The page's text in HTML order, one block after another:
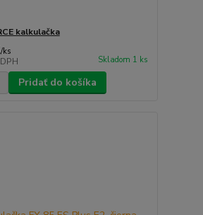
kalkulačka
/ks
Skladom 1 ks
Pridať do košíka